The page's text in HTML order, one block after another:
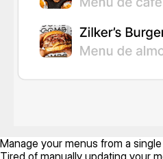
Manage your menus from a